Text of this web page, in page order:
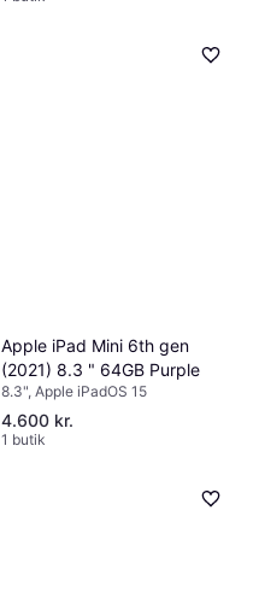
Apple iPad Mini 6th gen
(2021) 8.3 " 64GB Purple
8.3", Apple iPadOS 15
4.600 kr.
1 butik